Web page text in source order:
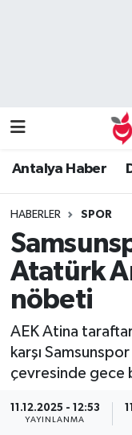
Antalya Haber
HABERLER SPOR
Atatürk
nöbeti
AEK Atina
karşı
çevresinde
11.12.2025 - 12:53
YAYINLANMA
Genel
Güncel
Güvenlik
Namaz
Tüm
Son Dakika
Haber Arşivi